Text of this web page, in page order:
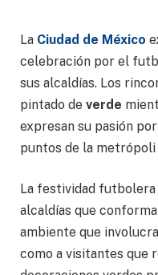
La Ciudad de México
celebración por el
sus alcaldías. Los
pintado de verde
expresan su pasión
puntos de la metrópoli
La festividad futbolera
alcaldías que
ambiente que
como a visitantes que